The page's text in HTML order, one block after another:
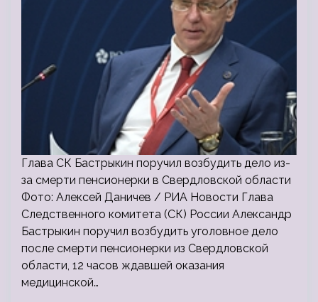
Глава СК Бастрыкин поручил возбудить дело из-
за смерти пенсионерки в Свердловской области
Фото: Алексей Даничев / РИА Новости Глава
Следственного комитета (СК) России Александр
Бастрыкин поручил возбудить уголовное дело
после смерти пенсионерки из Свердловской
области, 12 часов ждавшей оказания
медицинской…